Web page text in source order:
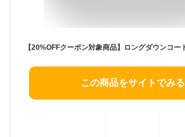
この商品をサイトでみる